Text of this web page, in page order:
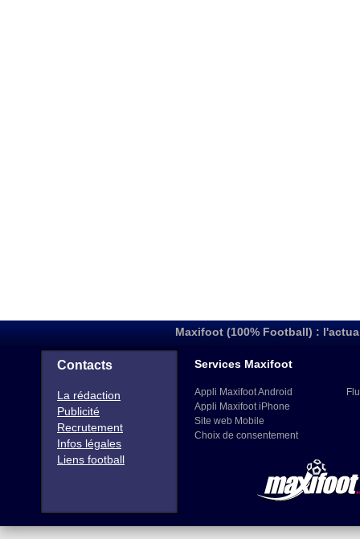
Maxifoot (100% Football) :
Contacts
La rédaction
Publicité
Recrutement
Infos légales
Liens football
Services Maxifoot
Appli Maxifoot Android
Appli Maxifoot iPhone
Site web Mobile
Choix de consentement